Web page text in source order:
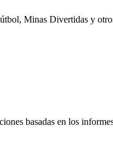
Minas Divertidas y
basadas en los